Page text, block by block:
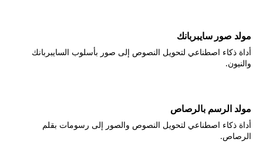
مولد صور سايبربانك
أداة ذكاء اصطناعي لتحويل النصوص إلى صور بأسلوب السايبربانك
والنيون.
مولد الرسم بالرصاص
أداة ذكاء اصطناعي لتحويل النصوص والصور إلى رسومات بقلم
الرصاص.